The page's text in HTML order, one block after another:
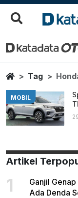
Honda Br
Berita
HomeTag
MOBIL
Artikel
1
Ganjil
Ada Denda